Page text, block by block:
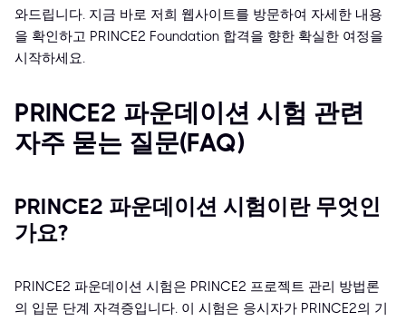
와드립니다. 지금 바로 저희 웹사이트를 방문하여 자세한 내용
을 확인하고 PRINCE2 Foundation 합격을 향한 확실한 여정을
시작하세요.
PRINCE2 파운데이션 시험 관련
자주 묻는 질문(FAQ)
PRINCE2 파운데이션 시험이란 무엇인
가요?
PRINCE2 파운데이션 시험은 PRINCE2 프로젝트 관리 방법론
의 입문 단계 자격증입니다. 이 시험은 응시자가 PRINCE2의 기